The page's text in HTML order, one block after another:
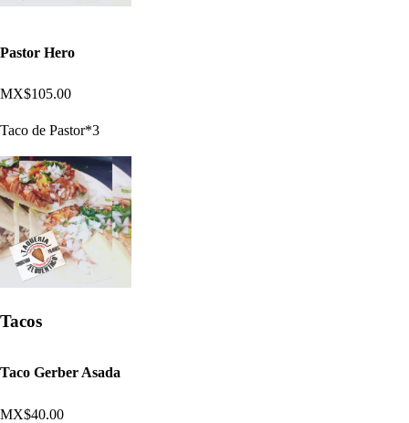
Pastor Hero
MX$105.00
Taco de Pastor*3
Tacos
Taco Gerber Asada
MX$40.00